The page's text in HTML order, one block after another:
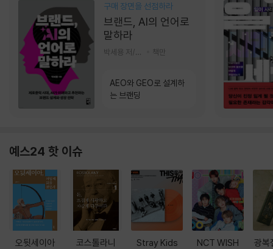
구매 장면을 선점하라
브랜드, AI의 언어로
말하라
책만
AEO와 GEO로 설계하
는 브랜딩
예스24 핫 이슈
오뒷세이아 코스톨라니 Stray Kids NCT WISH 광복